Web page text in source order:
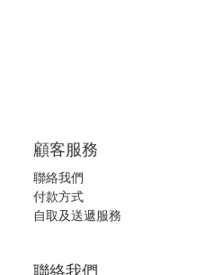
顧客服務
聯絡我們
付款方式
自取及送遞服務
聯絡我們